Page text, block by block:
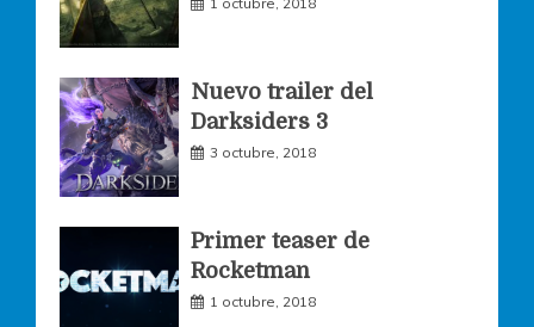
m
Nuevo trailer del
Darksiders 3
3 octubre, 2018
Primer teaser de
Rocketman
1 octubre, 2018